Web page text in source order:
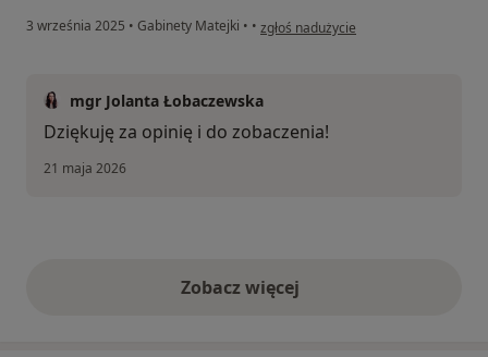
3 września 2025 • Gabinety Matejki • • w opinii użytkownika dc
zgłoś nadużycie
mgr Jolanta Łobaczewska
Dziękuję za opinię i do zobaczenia!
21 maja 2026
Zobacz więcejopinie powyżej